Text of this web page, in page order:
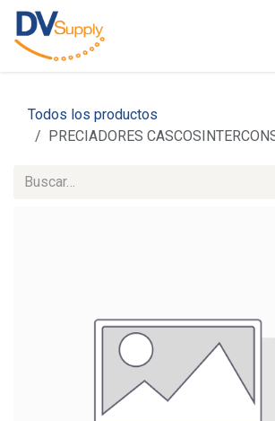
Ir al contenido
Todos los productos
PRECIADORES